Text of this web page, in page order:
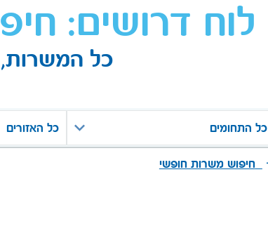
לוח דרושים:
כל
כל התחומים כל האזורים
חיפוש משרות חופשי